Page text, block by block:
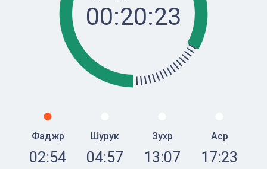
00:20:23
Фаджр
02:54
Шурук
04:57
Зухр
13:07
Аср
17:23